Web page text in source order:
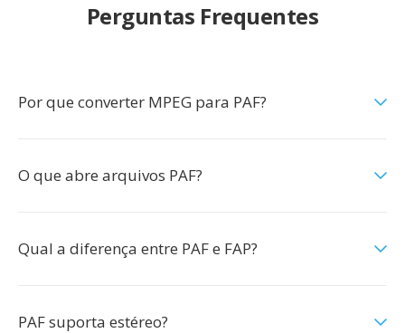
Perguntas Frequentes
Por que converter MPEG para PAF?
O que abre arquivos PAF?
Qual a diferença entre PAF e FAP?
PAF suporta estéreo?